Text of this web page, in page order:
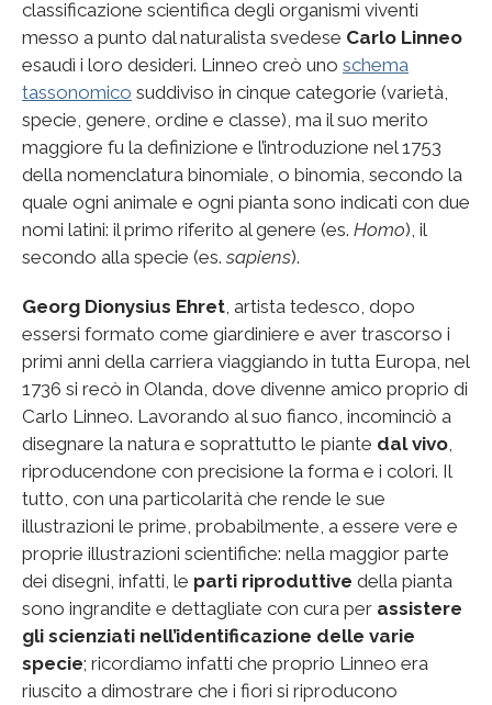
classificazione scientifica degli organismi viventi
messo a punto dal naturalista svedese Carlo Linneo
esaudì i loro desideri. Linneo creò uno schema
tassonomico suddiviso in cinque categorie (varietà,
specie, genere, ordine e classe), ma il suo merito
maggiore fu la definizione e l’introduzione nel 1753
della nomenclatura binomiale, o binomia, secondo la
quale ogni animale e ogni pianta sono indicati con due
nomi latini: il primo riferito al genere (es. Homo), il
secondo alla specie (es.sapiens).
Georg Dionysius Ehret , artista tedesco, dopo
essersi formato come giardiniere e aver trascorso i
primi anni della carriera viaggiando in tutta Europa, nel
1736 si recò in Olanda, dove divenne amico proprio di
Carlo Linneo. Lavorando al suo fianco, incominciò a
disegnare la natura e soprattutto le piante dal vivo
riproducendone con precisione la forma e i colori. Il
tutto, con una particolarità che rende le sue
illustrazioni le prime, probabilmente, a essere vere e
proprie illustrazioni scientifiche: nella maggior parte
dei disegni, infatti, le parti riproduttive della pianta
sono ingrandite e dettagliate con cura per assistere
gli scienziati nell’identificazione delle varie
specie; ricordiamo infatti che proprio Linneo era
riuscito a dimostrare che i fiori si riproducono